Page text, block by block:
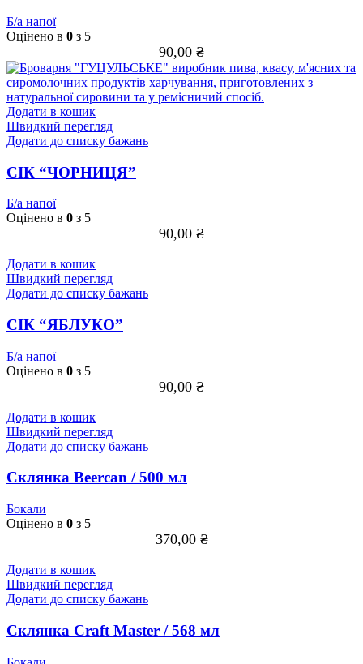
Б/а напої
Оцінено в 0 з 5
90,00 ₴
Додати в кошик
Швидкий перегляд
Додати до списку бажань
СІК “ЧОРНИЦЯ”
Б/а напої
Оцінено в 0 з 5
90,00 ₴
Додати в кошик
Швидкий перегляд
Додати до списку бажань
СІК “ЯБЛУКО”
Б/а напої
Оцінено в 0 з 5
90,00 ₴
Додати в кошик
Швидкий перегляд
Додати до списку бажань
Склянка Beercan / 500 мл
Бокали
Оцінено в 0 з 5
370,00 ₴
Додати в кошик
Швидкий перегляд
Додати до списку бажань
Склянка Craft Master / 568 мл